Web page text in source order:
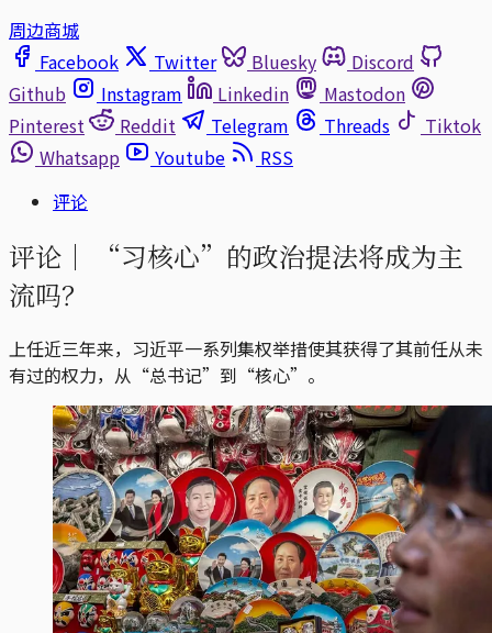
周边商城
Facebook
Twitter Bluesky
Discord
Github
Instagram Linkedin
Mastodon
Pinterest
Reddit Telegram Threads
Tiktok
Whatsapp
Youtube
RSS
评论
评论｜
“习核心”的政治提法将成为主
流吗？
上任近三年来，习近平一系列集权举措使其获得了其前任从未
有过的权力，从“总书记”到“核心”。